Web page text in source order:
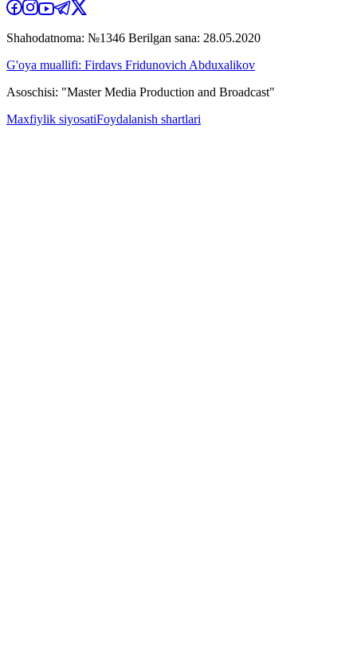
Shahodatnoma: №1346 Berilgan sana: 28.05.2020
G'oya muallifi: Firdavs Fridunovich Abduxalikov
Asoschisi: "Master Media Production and Broadcast"
Maxfiylik siyosatiFoydalanish shartlari